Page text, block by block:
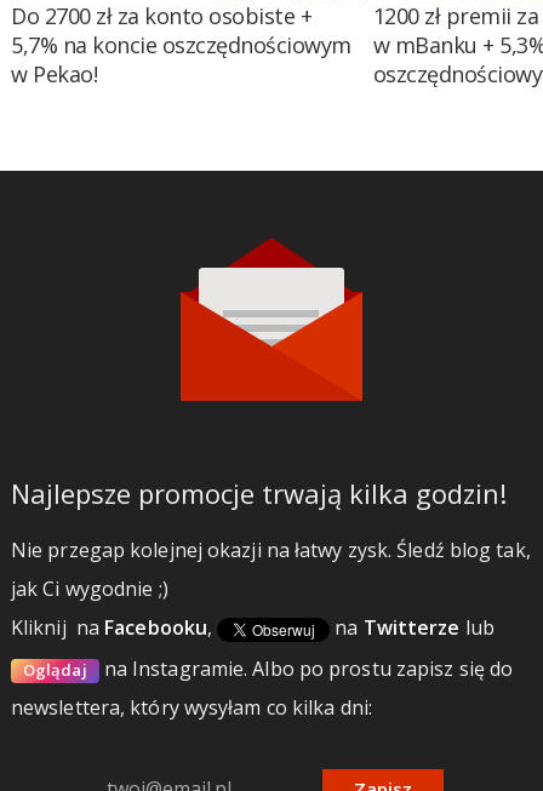
Do 2700 zł za konto osobiste +
5,7% na koncie oszczędnościowym
w Pekao!
1200 zł premii
w mBanku +
Najlepsze promocje trwają kilka godzin!
Nie przegap kolejnej okazji na łatwy zysk. Śledź blog tak,
jak Ci wygodnie ;)
Kliknij na Facebooku, na Twitterze lub
Oglądaj na Instagramie.Albo po prostu zapisz się do
newslettera, który wysyłam co kilka dni: